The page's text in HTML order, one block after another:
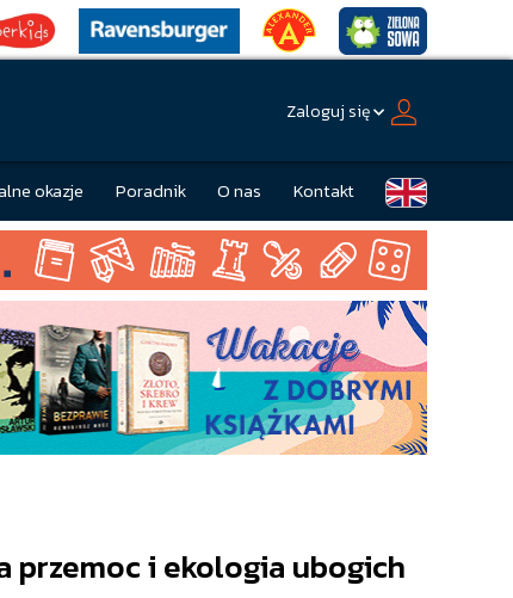
Zaloguj się
okazje Poradnik O nas Kontakt
przemoc i ekologia ubogich